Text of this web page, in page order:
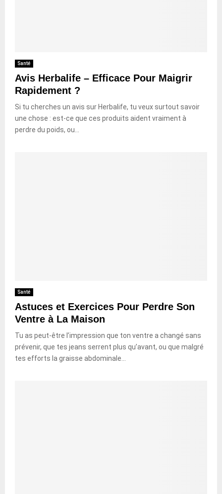
Santé
Avis Herbalife – Efficace Pour Maigrir
Rapidement ?
Si tu cherches un avis sur Herbalife, tu veux surtout savoir
une chose : est-ce que ces produits aident vraiment à
perdre du poids, ou...
Santé
Astuces et Exercices Pour Perdre Son
Ventre à La Maison
Tu as peut-être l’impression que ton ventre a changé sans
prévenir, que tes jeans serrent plus qu’avant, ou que malgré
tes efforts la graisse abdominale...